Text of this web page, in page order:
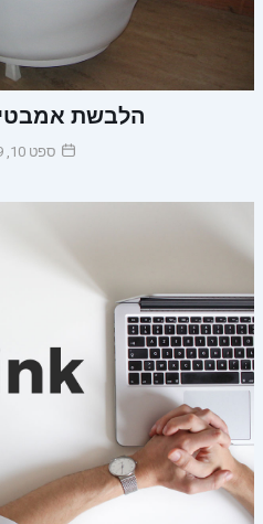
הלבשת
ספט 10, 2019